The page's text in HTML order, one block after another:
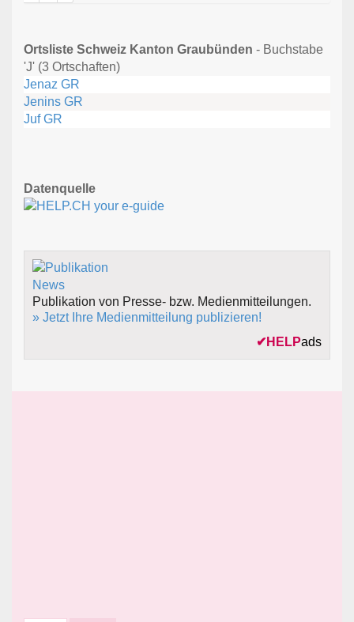
Ortsliste Schweiz Kanton Graubünden - Buchstabe
'J' (3 Ortschaften)
Jenaz GR
Jenins GR
Juf GR
Datenquelle
Publikation von Presse- bzw. Medienmitteilungen.
» Jetzt Ihre Medienmitteilung publizieren!
✔ HELPads